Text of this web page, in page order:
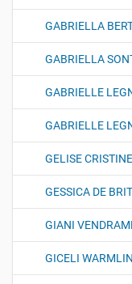
GABRIELLA
GABRIELLA
GABRIELLE
GABRIELLE
GELISE
GESSICA DE
GIANI
GICELI